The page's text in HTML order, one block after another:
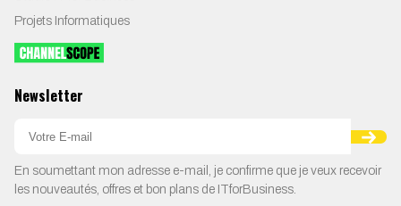
Projets Informatiques
Newsletter
En soumettant mon adresse e-mail, je confirme que je veux recevoir
les nouveautés, offres et bon plans de ITforBusiness.